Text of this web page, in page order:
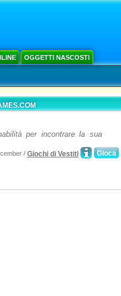
OGGETTI NASCOSTI
per incontrare la sua
Gioca
/ Giochi di Vestiti